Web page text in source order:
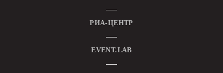
РИА-ЦЕНТР
EVENT.LAB